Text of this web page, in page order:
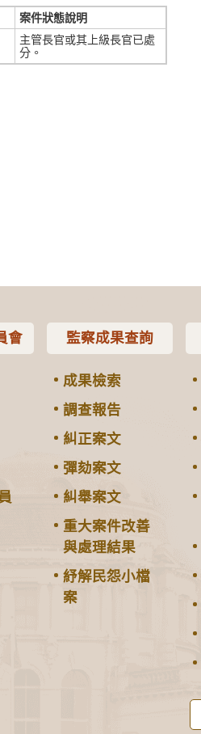
案件狀態說明
主管長官或其上級長官已處
分。
會 監察成果查詢
成果檢索
調查報告
糾正案文
彈劾案文
糾舉案文
重大案件改善
與處理結果
紓解民怨小檔
案